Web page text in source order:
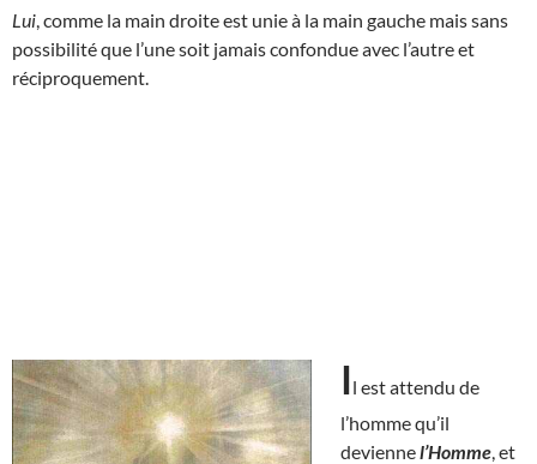
Lui , comme la main droite est unie à la main gauche mais sans
possibilité que l’une soit jamais confondue avec l’autre et
réciproquement.
Il est attendu de
l’homme qu’il
deviennel’Homme , et